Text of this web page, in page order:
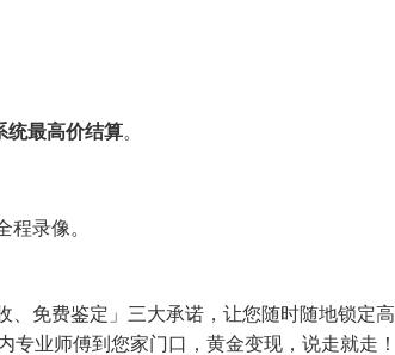
统最高价结算。
程录像。
免费鉴定」三大承诺，让您随时随地锁定高
专业师傅到您家门口，黄金变现，说走就走！